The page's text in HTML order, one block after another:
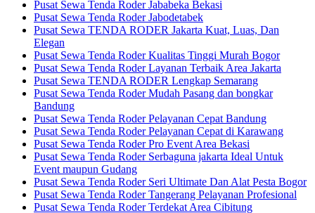
Pusat Sewa Tenda Roder Jababeka Bekasi
Pusat Sewa Tenda Roder Jabodetabek
Pusat Sewa TENDA RODER Jakarta Kuat, Luas, Dan
Elegan
Pusat Sewa Tenda Roder Kualitas Tinggi Murah Bogor
Pusat Sewa Tenda Roder Layanan Terbaik Area Jakarta
Pusat Sewa TENDA RODER Lengkap Semarang
Pusat Sewa Tenda Roder Mudah Pasang dan bongkar
Bandung
Pusat Sewa Tenda Roder Pelayanan Cepat Bandung
Pusat Sewa Tenda Roder Pelayanan Cepat di Karawang
Pusat Sewa Tenda Roder Pro Event Area Bekasi
Pusat Sewa Tenda Roder Serbaguna jakarta Ideal Untuk
Event maupun Gudang
Pusat Sewa Tenda Roder Seri Ultimate Dan Alat Pesta Bogor
Pusat Sewa Tenda Roder Tangerang Pelayanan Profesional
Pusat Sewa Tenda Roder Terdekat Area Cibitung